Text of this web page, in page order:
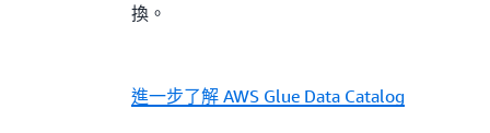
換。
進一步了解 AWS Glue Data Catalog